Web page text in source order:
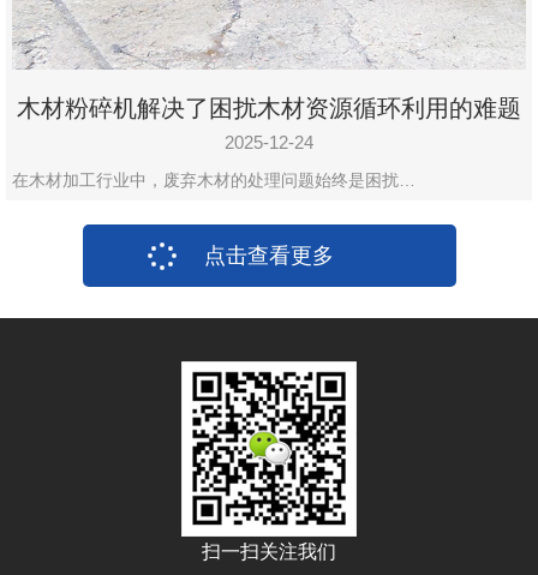
木材粉碎机解决了困扰木材资源循环利用的难题
2025-12-24
在木材加工行业中，废弃木材的处理问题始终是困扰…
点击查看更多
扫一扫关注我们